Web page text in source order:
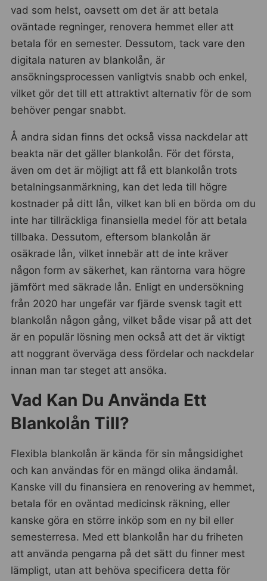
vad som helst, oavsett om det är att betala
oväntade regninger, renovera hemmet eller att
betala för en semester. Dessutom, tack vare den
digitala naturen av blankolån, är
ansökningsprocessen vanligtvis snabb och enkel,
vilket gör det till ett attraktivt alternativ för de som
behöver pengar snabbt.
Å andra sidan finns det också vissa nackdelar att
beakta när det gäller blankolån. För det första,
även om det är möjligt att få ett blankolån trots
betalningsanmärkning, kan det leda till högre
kostnader på ditt lån, vilket kan bli en börda om du
inte har tillräckliga finansiella medel för att betala
tillbaka. Dessutom, eftersom blankolån är
osäkrade lån, vilket innebär att de inte kräver
någon form av säkerhet, kan räntorna vara högre
jämfört med säkrade lån. Enligt en undersökning
från 2020 har ungefär var fjärde svensk tagit ett
blankolån någon gång, vilket både visar på att det
är en populär lösning men också att det är viktigt
att noggrant överväga dess fördelar och nackdelar
innan man tar steget att ansöka.
Vad Kan Du Använda Ett
Blankolån Till?
Flexibla blankolån är kända för sin mångsidighet
och kan användas för en mängd olika ändamål.
Kanske vill du finansiera en renovering av hemmet,
betala för en oväntad medicinsk räkning, eller
kanske göra en större inköp som en ny bil eller
semesterresa. Med ett blankolån har du friheten
att använda pengarna på det sätt du finner mest
lämpligt, utan att behöva specificera detta för